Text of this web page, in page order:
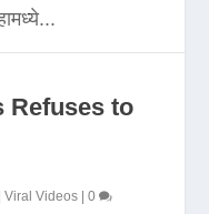
Refuses to
|Viral Videos |0